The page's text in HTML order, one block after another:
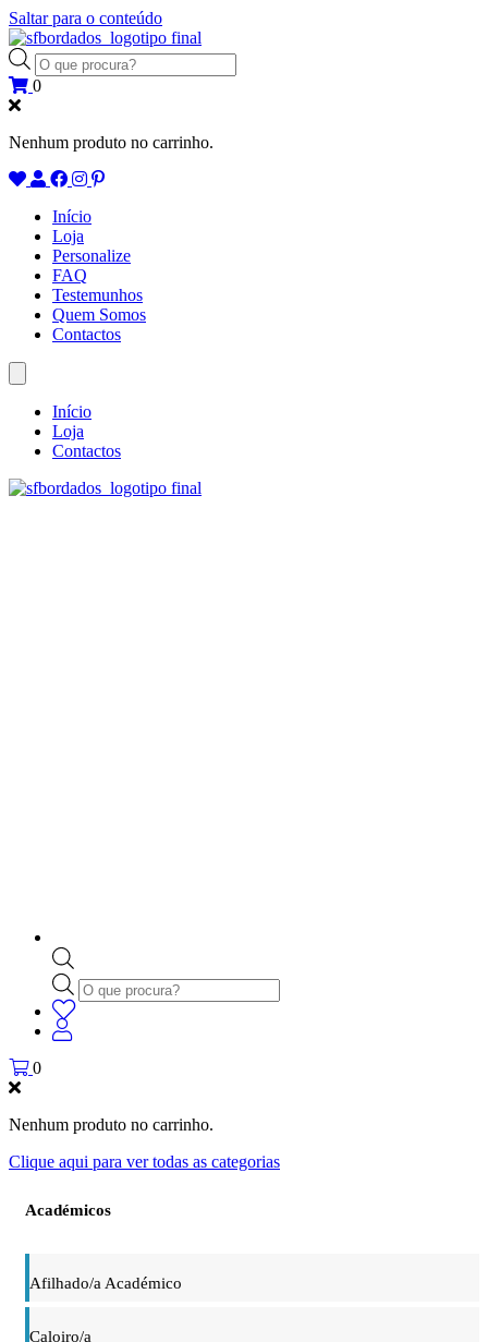
Saltar para o conteúdo
Products
search
0
Nenhum produto no carrinho.
Início
Loja
Personalize
FAQ
Testemunhos
Quem Somos
Contactos
Início
Loja
Contactos
Products
search
0
Nenhum produto no carrinho.
Clique aqui para ver todas as categorias
Académicos
Afilhado/a Académico
Caloiro/a